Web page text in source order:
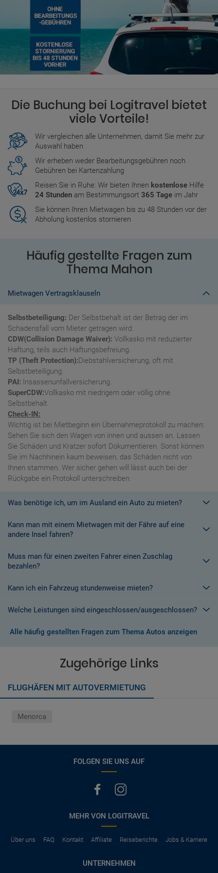
Die Buchung bei Logitravel bietet
viele Vorteile!
Wir vergleichen alle Unternehmen, damit Sie mehr zur
Auswahl haben
Wir erheben weder Bearbeitungsgebühren noch
Gebühren bei Kartenzahlung
Reisen Sie in Ruhe: Wir bieten Ihnen kostenlose Hilfe
24 Stunden am Bestimmungsort 365 Tage im Jahr
Sie können Ihren Mietwagen bis zu 48 Stunden vor der
Abholung kostenlos stornieren
Häufig gestellte Fragen zum
Thema Mahon
Mietwagen Vertragsklauseln
Selbstbeteiligung: Der Selbstbehalt ist der Betrag der im
Schadensfall vom Mieter getragen wird.
CDW(Collision Damage Waiver): Vollkasko mit reduzierter
Haftung, teils auch Haftungsbefreiung.
TP (Theft Protection):Diebstahlversicherung, oft mit
Selbstbeteiligung.
PAI: Insassenunfallversicherung.
SuperCDW:Vollkasko mit niedrigem oder völlig ohne
Selbstbehalt.
Check-IN:
Wichtig ist bei Mietbeginn ein Übernahmeprotokoll zu machen:
Sehen Sie sich den Wagen von innen und aussen an. Lassen
Sie Schäden und Kratzer sofort Dokumentieren. Sonst können
Sie im Nachhinein kaum beweisen, das Schäden nicht von
Ihnen stammen. Wer sicher gehen will lässt auch bei der
Rückgabe ein Protokoll unterschreiben.
Was benötige ich, um im Ausland ein Auto zu mieten?
Mit einem europäischen Führerschein ist es kein Problem ein
Fahrzeug zu mieten. In Europa und bei den meisten
Kann man mit einem Mietwagen mit der Fähre auf eine
andere Insel fahren?
Die meisten Fahrzeugvermieter erlauben aus Gründen des
Versicherungsschutzes an Bord eines Schiffes nicht, dass ihre
Informationen finden Sie in den Bedingungen des Vermieters.
Muss man für einen zweiten Fahrer einen Zuschlag
bezahlen?
Ja. Für jeden zusätzlichen Fahrer muss am Zielort ein Zuschlag
Sonderangebot informiert, bei dem ein zusätzlicher Fahrer
Kann ich ein Fahrzeug stundenweise mieten?
Derzeit ist der Mindestzeitraum für eine Autoanmietung 24
Welche Leistungen sind eingeschlossen/ausgeschlossen?
Normalerweise werden Ihnen in den AGB's die Leistungen beim
(Normalerweise mit SB)
ausgeschlossen
Vollkasko Versicherung
Parkhäuser, Maut, Steuern, Strafzettel
Alle häufig gestellten Fragen zum Thema Autos anzeigen
Zugehörige Links
FLUGHÄFEN MIT AUTOVERMIETUNG
Menorca
FOLGEN SIE UNS AUF
MEHR VON LOGITRAVEL
Über uns FAQ Kontakt Affiliate Reiseberichte Jobs & Karriere
UNTERNEHMEN